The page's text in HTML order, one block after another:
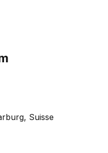
, Suisse